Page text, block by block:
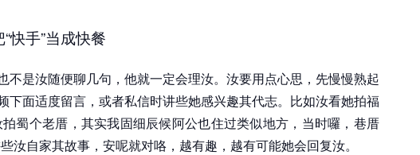
快手”当成快餐
不是汝随便聊几句，他就一定会理汝。汝要用点心思，先慢慢熟起
下面适度留言，或者私信时讲些她感兴趣其代志。比如汝看她拍福
蜀个老厝，其实我固细辰候阿公也住过类似地方，当时囉，巷厝
汝自家其故事，安呢就对咯，越有趣，越有可能她会回复汝。